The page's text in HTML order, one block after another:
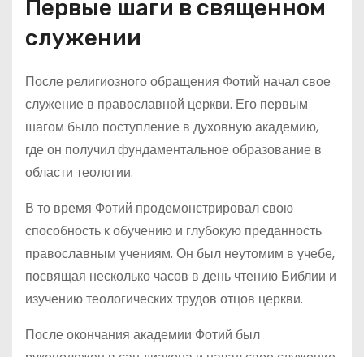
Первые шаги в священном
служении
После религиозного обращения Фотий начал свое
служение в православной церкви. Его первым
шагом было поступление в духовную академию,
где он получил фундаментальное образование в
области теологии.
В то время Фотий продемонстрировал свою
способность к обучению и глубокую преданность
православным учениям. Он был неутомим в учебе,
посвящая несколько часов в день чтению Библии и
изучению теологических трудов отцов церкви.
После окончания академии Фотий был